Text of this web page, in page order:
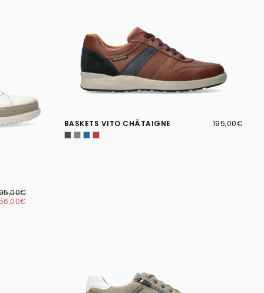
PRIX
BASKETS VITO CHÂTAIGNE 195,00€
PRIX
195,00€